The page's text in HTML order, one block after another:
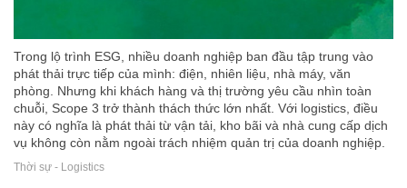
Trong lộ trình ESG, nhiều doanh nghiệp ban đầu tập trung vào
phát thải trực tiếp của mình: điện, nhiên liệu, nhà máy, văn
phòng. Nhưng khi khách hàng và thị trường yêu cầu nhìn toàn
chuỗi, Scope 3 trở thành thách thức lớn nhất. Với logistics, điều
này có nghĩa là phát thải từ vận tải, kho bãi và nhà cung cấp dịch
vụ không còn nằm ngoài trách nhiệm quản trị của doanh nghiệp.
Thời sự - Logistics